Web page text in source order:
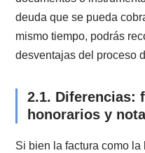
2.Tipos de
Al existir tantas formas